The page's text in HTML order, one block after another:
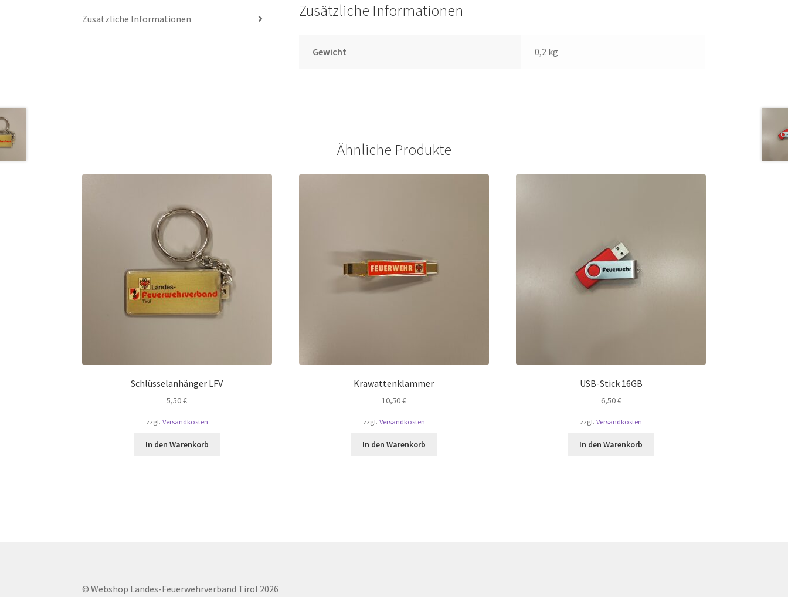
Zusätzliche Informationen Zusätzliche Informationen
Gewicht 0,2 kg
Ähnliche Produkte
Schlüsselanhänger LFV
5,50€
zzgl. Versandkosten
In den Warenkorb
Krawattenklammer
10,50€
zzgl. Versandkosten
In den Warenkorb
USB-Stick 16GB
6,50€
zzgl.Versandkosten
In den Warenkorb
© Webshop Landes-Feuerwehrverband Tirol 2026